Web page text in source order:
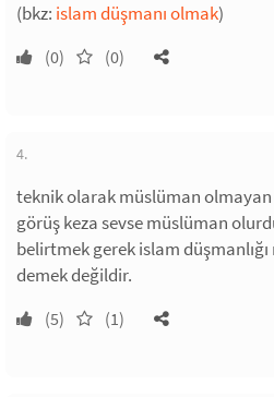
(bkz: islam düşmanı olmak)
(0) (0)
4.
teknik olarak müslüman
görüş keza sevse müslüman
belirtmek gerek islam
demek değildir.
(5) (1)